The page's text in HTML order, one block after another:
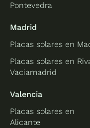
Pontevedra
Madrid
Placas solares en
Placas solares en
Vaciamadrid
Valencia
Placas solares en
Alicante